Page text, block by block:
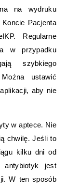
na wydruku
Pacjenta
Regularne
w przypadku
szybkiego
ustawić
aby nie
w aptece. Nie
chwilę. Jeśli to
kilku dni od
antybiotyk jest
W ten sposób